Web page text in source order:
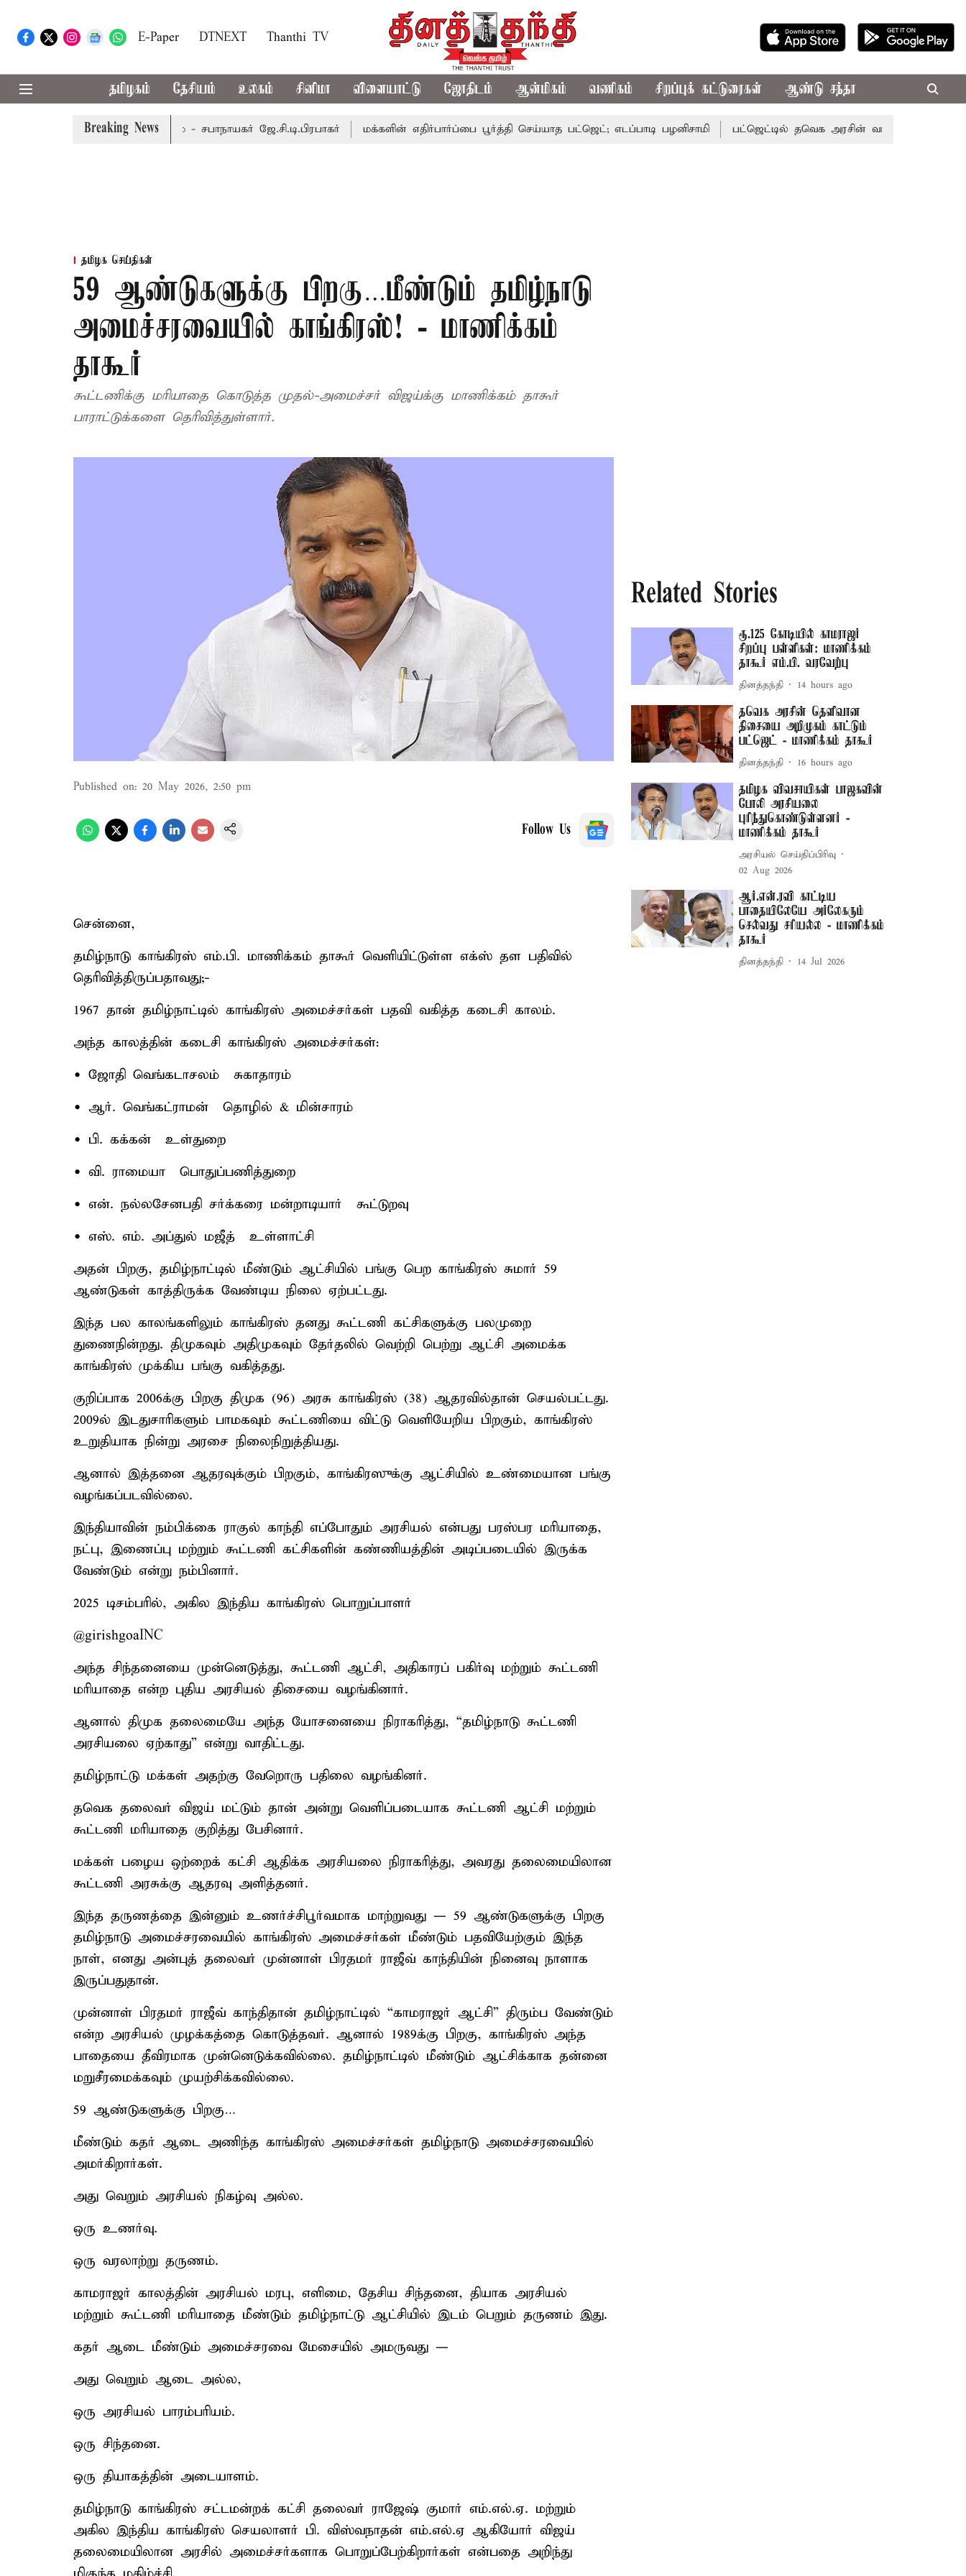
E-Paper DTNEXT Thanthi TV
தமிழகம் தேசியம் உலகம் சினிமா விளையாட்டு ஜோதிடம் ஆன்மிகம் வணிகம் சிறப்புக் கட்டுரைகள் ஆண்டு சந்தா
Breaking News
ந் தேதி வரை நடைபெறும் - சபாநாயகர் ஜே.சி.டி.பிரபாகர் மக்களின் எதிர்பார்ப்பை பூர்த்தி செய்யாத பட்ஜெட்; எடப்பாடி பழனிசாமி பட்ஜெட்டில் தவெக அரசின் வாக்குறுதிகள் இல்லை -
தமிழக செய்திகள்
59 ஆண்டுகளுக்கு பிறகு…மீண்டும் தமிழ்நாடு
அமைச்சரவையில் காங்கிரஸ்! - மாணிக்கம்
தாகூர்
கூட்டணிக்கு மரியாதை கொடுத்த முதல்-அமைச்சர் விஜய்க்கு மாணிக்கம் தாகூர்
பாராட்டுக்களை தெரிவித்துள்ளார்.
Published on: 20 May 2026, 2:50 pm
Follow Us
சென்னை,
தமிழ்நாடு காங்கிரஸ் எம்.பி. மாணிக்கம் தாகூர் வெளியிட்டுள்ள எக்ஸ் தள பதிவில்
தெரிவித்திருப்பதாவது;-
1967 தான் தமிழ்நாட்டில் காங்கிரஸ் அமைச்சர்கள் பதவி வகித்த கடைசி காலம்.
அந்த காலத்தின் கடைசி காங்கிரஸ் அமைச்சர்கள்:
• ஜோதி வெங்கடாசலம் – சுகாதாரம்
• ஆர். வெங்கட்ராமன் – தொழில் & மின்சாரம்
• பி. கக்கன் – உள்துறை
• வி. ராமையா – பொதுப்பணித்துறை
• என். நல்லசேனபதி சர்க்கரை மன்றாடியார் – கூட்டுறவு
• எஸ். எம். அப்துல் மஜீத் – உள்ளாட்சி
அதன் பிறகு, தமிழ்நாட்டில் மீண்டும் ஆட்சியில் பங்கு பெற காங்கிரஸ் சுமார் 59
ஆண்டுகள் காத்திருக்க வேண்டிய நிலை ஏற்பட்டது.
இந்த பல காலங்களிலும் காங்கிரஸ் தனது கூட்டணி கட்சிகளுக்கு பலமுறை
துணைநின்றது. திமுகவும் அதிமுகவும் தேர்தலில் வெற்றி பெற்று ஆட்சி அமைக்க
காங்கிரஸ் முக்கிய பங்கு வகித்தது.
குறிப்பாக 2006க்கு பிறகு திமுக (96) அரசு காங்கிரஸ் (38) ஆதரவில்தான் செயல்பட்டது.
2009ல் இடதுசாரிகளும் பாமகவும் கூட்டணியை விட்டு வெளியேறிய பிறகும், காங்கிரஸ்
உறுதியாக நின்று அரசை நிலைநிறுத்தியது.
ஆனால் இத்தனை ஆதரவுக்கும் பிறகும், காங்கிரஸுக்கு ஆட்சியில் உண்மையான பங்கு
வழங்கப்படவில்லை.
இந்தியாவின் நம்பிக்கை ராகுல் காந்தி எப்போதும் அரசியல் என்பது பரஸ்பர மரியாதை,
நட்பு, இணைப்பு மற்றும் கூட்டணி கட்சிகளின் கண்ணியத்தின் அடிப்படையில் இருக்க
வேண்டும் என்று நம்பினார்.
2025 டிசம்பரில், அகில இந்திய காங்கிரஸ் பொறுப்பாளர்
@girishgoaINC
அந்த சிந்தனையை முன்னெடுத்து, கூட்டணி ஆட்சி, அதிகாரப் பகிர்வு மற்றும் கூட்டணி
மரியாதை என்ற புதிய அரசியல் திசையை வழங்கினார்.
ஆனால் திமுக தலைமையே அந்த யோசனையை நிராகரித்து, “தமிழ்நாடு கூட்டணி
அரசியலை ஏற்காது” என்று வாதிட்டது.
தமிழ்நாட்டு மக்கள் அதற்கு வேறொரு பதிலை வழங்கினர்.
தவெக தலைவர் விஜய் மட்டும் தான் அன்று வெளிப்படையாக கூட்டணி ஆட்சி மற்றும்
கூட்டணி மரியாதை குறித்து பேசினார்.
மக்கள் பழைய ஒற்றைக் கட்சி ஆதிக்க அரசியலை நிராகரித்து, அவரது தலைமையிலான
கூட்டணி அரசுக்கு ஆதரவு அளித்தனர்.
இந்த தருணத்தை இன்னும் உணர்ச்சிபூர்வமாக மாற்றுவது — 59 ஆண்டுகளுக்கு பிறகு
தமிழ்நாடு அமைச்சரவையில் காங்கிரஸ் அமைச்சர்கள் மீண்டும் பதவியேற்கும் இந்த
நாள், எனது அன்புத் தலைவர் முன்னாள் பிரதமர் ராஜீவ் காந்தியின் நினைவு நாளாக
இருப்பதுதான்.
முன்னாள் பிரதமர் ராஜீவ் காந்திதான் தமிழ்நாட்டில் “காமராஜர் ஆட்சி” திரும்ப வேண்டும்
என்ற அரசியல் முழக்கத்தை கொடுத்தவர். ஆனால் 1989க்கு பிறகு, காங்கிரஸ் அந்த
பாதையை தீவிரமாக முன்னெடுக்கவில்லை. தமிழ்நாட்டில் மீண்டும் ஆட்சிக்காக தன்னை
மறுசீரமைக்கவும் முயற்சிக்கவில்லை.
59 ஆண்டுகளுக்கு பிறகு…
மீண்டும் கதர் ஆடை அணிந்த காங்கிரஸ் அமைச்சர்கள் தமிழ்நாடு அமைச்சரவையில்
அமர்கிறார்கள்.
அது வெறும் அரசியல் நிகழ்வு அல்ல.
ஒரு உணர்வு.
ஒரு வரலாற்று தருணம்.
காமராஜர் காலத்தின் அரசியல் மரபு, எளிமை, தேசிய சிந்தனை, தியாக அரசியல்
மற்றும் கூட்டணி மரியாதை மீண்டும் தமிழ்நாட்டு ஆட்சியில் இடம் பெறும் தருணம் இது.
கதர் ஆடை மீண்டும் அமைச்சரவை மேசையில் அமருவது —
அது வெறும் ஆடை அல்ல,
ஒரு அரசியல் பாரம்பரியம்.
ஒரு சிந்தனை.
ஒரு தியாகத்தின் அடையாளம்.
தமிழ்நாடு காங்கிரஸ் சட்டமன்றக் கட்சி தலைவர் ராஜேஷ் குமார் எம்.எல்.ஏ. மற்றும்
அகில இந்திய காங்கிரஸ் செயலாளர் பி. விஸ்வநாதன் எம்.எல்.ஏ ஆகியோர் விஜய்
தலைமையிலான அரசில் அமைச்சர்களாக பொறுப்பேற்கிறார்கள் என்பதை அறிந்து
Related Stories
ரூ.125 கோடியில் காமராஜர்
சிறப்பு பள்ளிகள்: மாணிக்கம்
தாகூர் எம்.பி. வரவேற்பு
தினத்தந்தி 14 hours ago
தவெக அரசின் தெளிவான
திசையை அறிமுகம் காட்டும்
பட்ஜெட் - மாணிக்கம் தாகூர்
தினத்தந்தி 16 hours ago
தமிழக விவசாயிகள் பாஜகவின்
போலி அரசியலை
புரிந்துகொண்டுள்ளனர் -
மாணிக்கம் தாகூர்
அரசியல் செய்திப்பிரிவு
02 Aug 2026
ஆர்.என்.ரவி காட்டிய
பாதையிலேயே அர்லேகரும்
செல்வது சரியல்ல - மாணிக்கம்
தாகூர்
தினத்தந்தி 14 Jul 2026